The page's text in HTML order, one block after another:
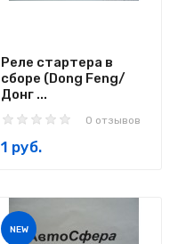
Реле стартера в
сборе (Dong Feng/
Донг ...
0 отзывов
1 руб.
NEW